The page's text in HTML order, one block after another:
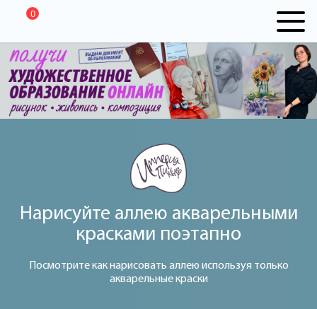
0
Нарисуйте аллею акварельными
красками поэтапно
Посмотрите как нарисовать аллею используя только
акварельные краски